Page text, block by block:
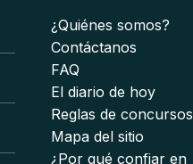
¿Quiénes somos?
Contáctanos
FAQ
El diario de hoy
Reglas de concursos
Mapa del sitio
¿Por qué confiar en